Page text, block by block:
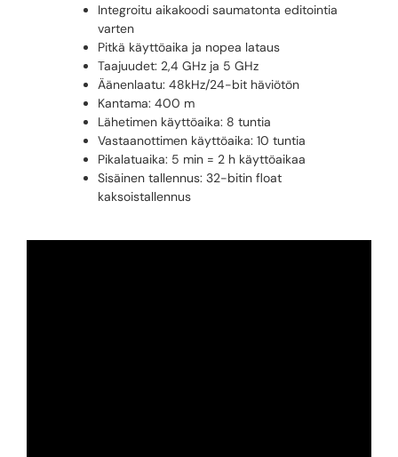
Integroitu aikakoodi saumatonta editointia
varten
Pitkä käyttöaika ja nopea lataus
Taajuudet: 2,4 GHz ja 5 GHz
Äänenlaatu: 48kHz/24-bit häviötön
Kantama: 400 m
Lähetimen käyttöaika: 8 tuntia
Vastaanottimen käyttöaika: 10 tuntia
Pikalatuaika: 5 min = 2 h käyttöaikaa
Sisäinen tallennus: 32-bitin float
kaksoistallennus